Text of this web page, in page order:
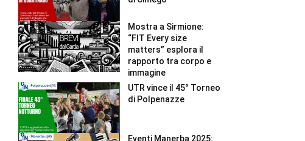
Mostra a Sirmione:
“FIT Every size
matters” esplora il
rapporto tra corpo e
immagine
UTR vince il 45° Torneo
di Polpenazze
Eventi Manerba 2025: